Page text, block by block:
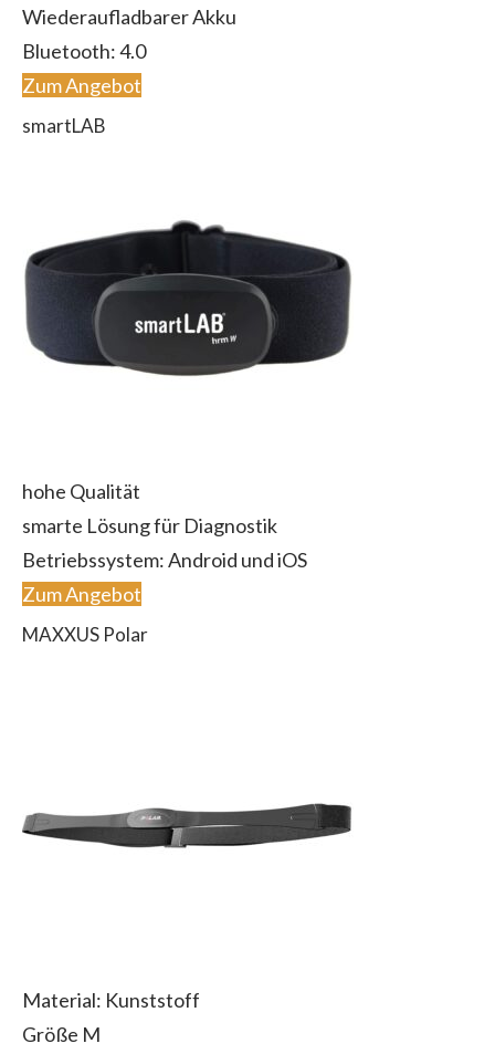
Wiederaufladbarer Akku
Bluetooth: 4.0
Zum Angebot
smartLAB
hohe Qualität
smarte Lösung für Diagnostik
Betriebssystem: Android und iOS
Zum Angebot
MAXXUS Polar
Material: Kunststoff
Größe M